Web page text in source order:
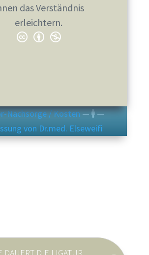
das Verständnis
erleichtern.
Nachsorge / Kosten— —
von Dr.med. Elseweifi